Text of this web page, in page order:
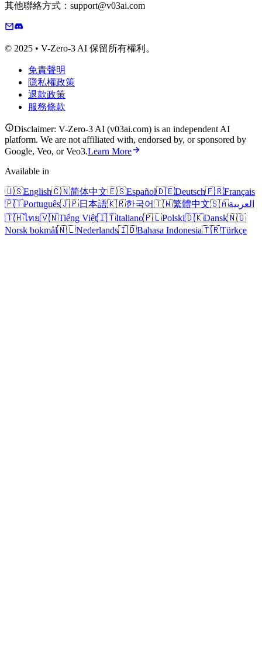
其他聯絡方式：support@v03ai.com
© 2025 • V-Zero-3 AI 保留所有權利。
免責聲明
隱私權政策
退款政策
服務條款
Disclaimer: V-Zero-3 AI (v03ai.com) is an independent AI
platform. We are not affiliated with, endorsed by, or sponsored by
Google, Veo, or Veo3.Learn More
Available in
🇺🇸English🇨🇳简体中文🇪🇸Español🇩🇪Deutsch🇫🇷Français
🇵🇹Português🇯🇵日本語🇰🇷한국어🇹🇼繁體中文🇸🇦العربية
🇹🇭ไทย🇻🇳Tiếng Việt🇮🇹Italiano🇵🇱Polski🇩🇰Dansk🇳🇴
Norsk bokmål🇳🇱Nederlands🇮🇩Bahasa Indonesia🇹🇷Türkçe